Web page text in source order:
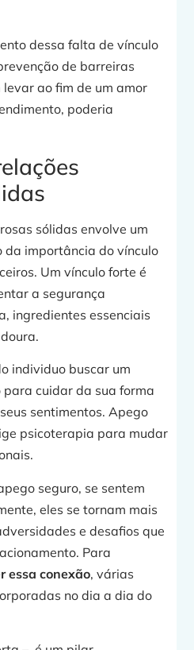
dessa falta de vínculo
de barreiras
ao fim de um amor
poderia
sólidas envolve um
da importância do vínculo
Um vínculo forte é
a segurança
ingredientes essenciais
individuo buscar um
cuidar da sua forma
sentimentos. Apego
psicoterapia para mudar
seguro, se sentem
eles se tornam mais
e desafios que
Para
essa conexão, várias
no dia a dia do